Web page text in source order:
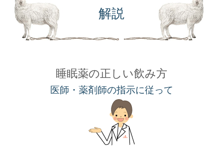
解説
睡眠薬の正しい飲み方
医師・薬剤師の指示に従って